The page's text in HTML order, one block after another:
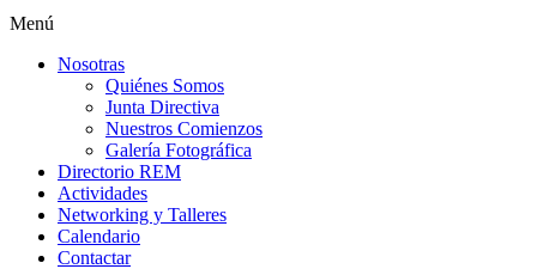
Menú
Nosotras
Quiénes Somos
Junta Directiva
Nuestros Comienzos
Galería Fotográfica
Directorio REM
Actividades
Networking y Talleres
Calendario
Contactar